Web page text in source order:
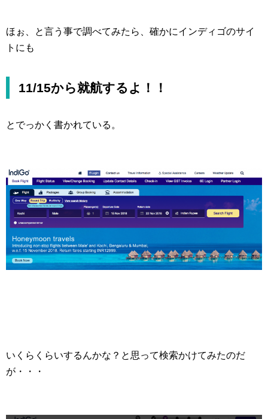
ほぉ、と言う事で調べてみたら、確かにインディゴのサイ
トにも
11/15から就航するよ！！
とでっかく書かれている。
いくらくらいするんかな？と思って検索かけてみたのだ
が・・・